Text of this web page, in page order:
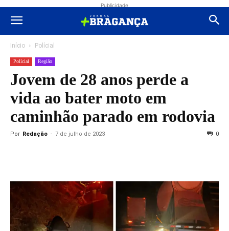
Publicidade
Início Polícial
Polícial Região
Jovem de 28 anos perde a
vida ao bater moto em
caminhão parado em rodovia
Por Redação - 7 de julho de 2023 0